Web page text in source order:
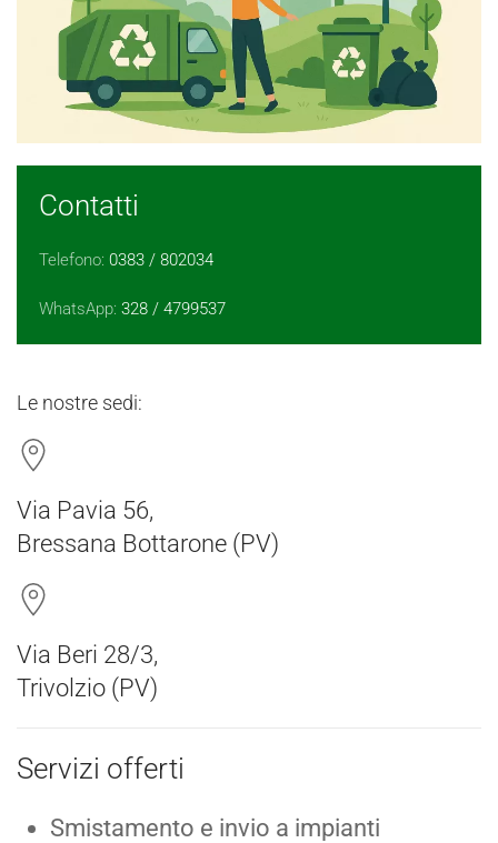
Contatti
Telefono: 0383 / 802034
WhatsApp: 328 / 4799537
Le nostre sedi:
Via Pavia 56,
Bressana Bottarone (PV)
Via Beri 28/3,
Trivolzio (PV)
Servizi offerti
Smistamento e invio a impianti